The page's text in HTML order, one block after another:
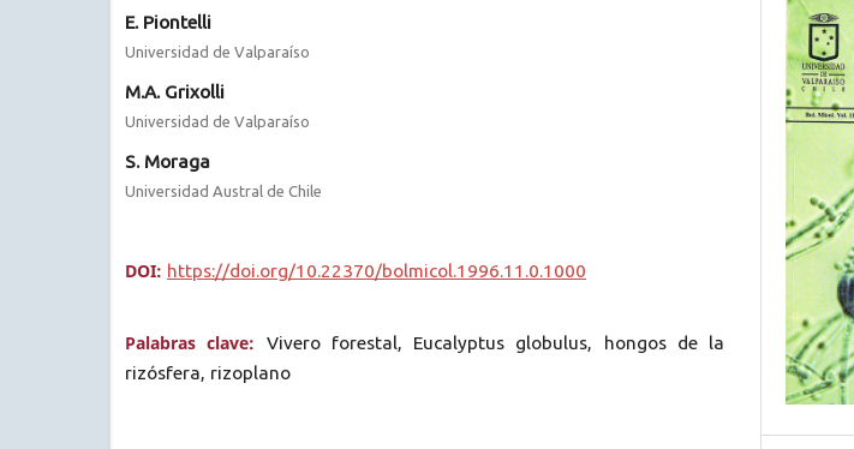
E. Piontelli
Universidad de Valparaíso
M.A. Grixolli
Universidad de Valparaíso
S. Moraga
Universidad Austral de Chile
DOI: https://doi.org/10.22370/bolmicol.1996.11.0.1000
Palabras clave: Vivero forestal, Eucalyptus globulus, hongos de la
rizósfera, rizoplano